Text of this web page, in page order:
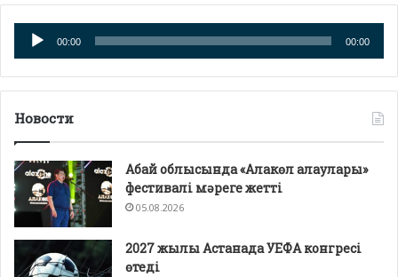
Аудио
плейер
00:00 00:00
Новости
Абай облысында «Алакөл алаулары»
фестивалі мәреге жетті
05.08.2026
2027 жылы Астанада УЕФА конгресі
өтеді